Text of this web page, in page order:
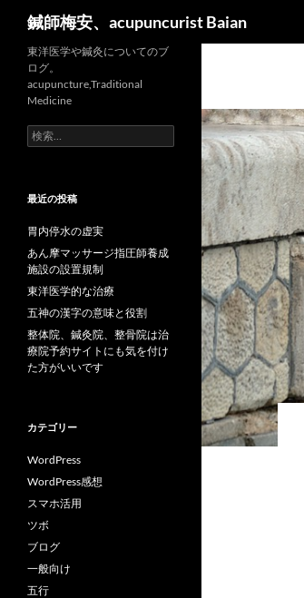
鍼師梅安、acupuncurist Baian
東洋医学や鍼灸についてのブ
ログ。
acupuncture,Traditional
Medicine
検
索:
最近の投稿
胃内停水の虚実
あん摩マッサージ指圧師養成
施設の設置規制
東洋医学的な治療
五神の漢字の意味と役割
整体院、鍼灸院、整骨院は治
療院予約サイトにも気を付け
た方がいいです
カテゴリー
WordPress
WordPress感想
スマホ活用
ツボ
ブログ
一般向け
五行